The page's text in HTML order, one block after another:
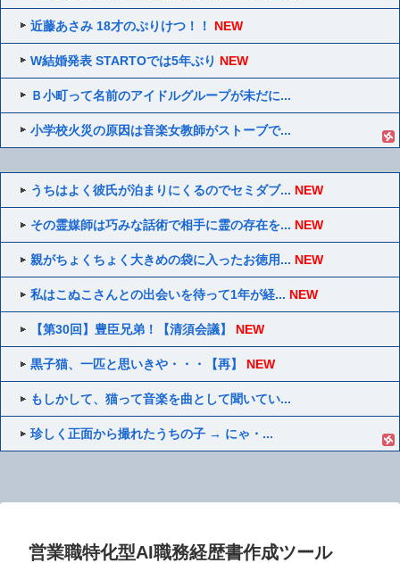
近藤あさみ 18才のぷりけつ！！ NEW
W結婚発表 STARTOでは5年ぶり NEW
Ｂ小町って名前のアイドルグループが未だに...
小学校火災の原因は音楽女教師がストーブで...
うちはよく彼氏が泊まりにくるのでセミダブ... NEW
その霊媒師は巧みな話術で相手に霊の存在を... NEW
親がちょくちょく大きめの袋に入ったお徳用... NEW
私はこぬこさんとの出会いを待って1年が経... NEW
【第30回】豊臣兄弟！【清須会議】 NEW
黒子猫、一匹と思いきや・・・【再】 NEW
もしかして、猫って音楽を曲として聞いてい...
珍しく正面から撮れたうちの子 → にゃ・...
営業職特化型AI職務経歴書作成ツール